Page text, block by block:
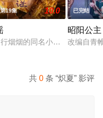
桉、恩师林晚媚的双重背
19集 10.0
烟烟的同名小说。孟廷辉，
已完结
昭阳公主
改编自青
共0 条 “炽夏” 影评